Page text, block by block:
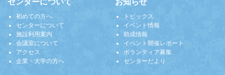
センターについて
初めての方へ
センターについて
施設利用案内
会議室について
アクセス
企業・大学の方へ
お知らせ
トピックス
イベント情報
助成情報
イベント開催レポート
ボランティア募集
センターだより